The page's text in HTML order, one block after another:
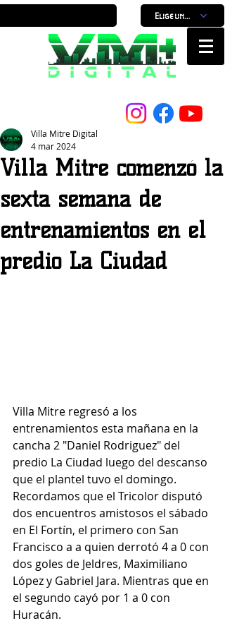
Elige un horario
Villa Mitre comenzó la
sexta semana de
entrenamientos en el
predio La Ciudad
Villa Mitre Digital
4 mar 2024
Villa Mitre regresó a los
entrenamientos esta mañana en la
cancha 2 "Daniel Rodriguez" del
predio La Ciudad luego del descanso
que el plantel tuvo el domingo.
Recordamos que el Tricolor disputó
dos encuentros amistosos el sábado
en El Fortín, el primero con San
Francisco a a quien derrotó 4 a 0 con
dos goles de Jeldres, Maximiliano
López y Gabriel Jara. Mientras que en
el segundo cayó por 1 a 0 con
Huracán.